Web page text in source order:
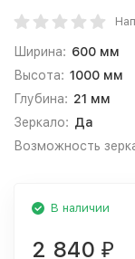
Ширина: 600 мм
Высота: 1000 мм
Глубина: 21 мм
Зеркало: Да
Возможность
В наличии
2 840 ₽